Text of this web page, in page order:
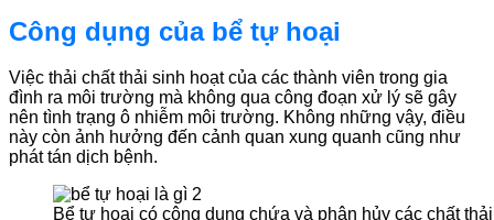
Công dụng của bể tự hoại
Việc thải chất thải sinh hoạt của các thành viên trong gia
đình ra môi trường mà không qua công đoạn xử lý sẽ gây
nên tình trạng ô nhiễm môi trường. Không những vậy, điều
này còn ảnh hưởng đến cảnh quan xung quanh cũng như
phát tán dịch bệnh.
Bể tự hoại có công dụng chứa và phân hủy các chất